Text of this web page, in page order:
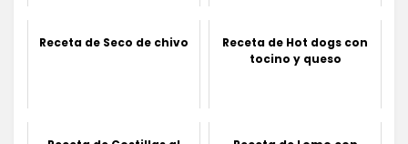
Receta de Seco de chivo
Receta de Hot dogs con
tocino y queso